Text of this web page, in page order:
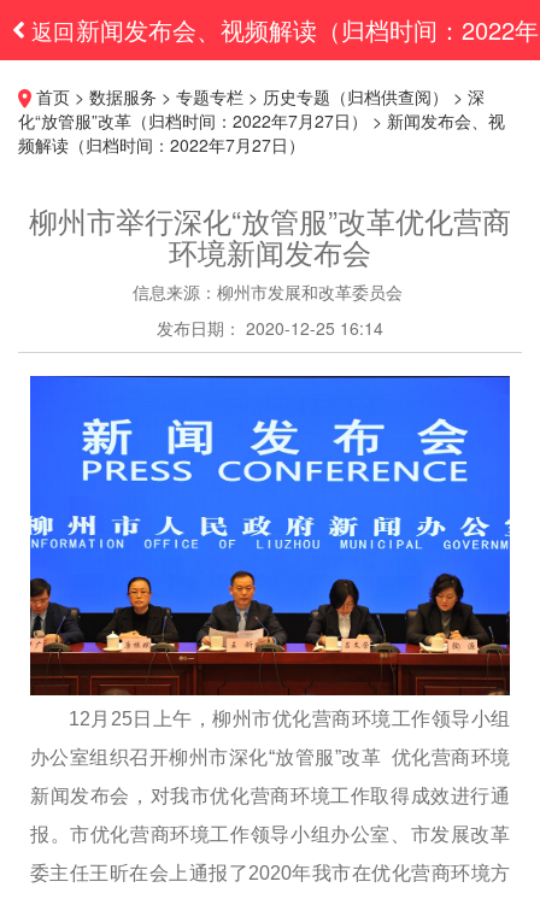
返回新闻发布会、视频解读（归档时间：2022年
7月27日）
首页 > 数据服务 > 专题专栏 > 历史专题（归档供查阅） > 深
化“放管服”改革（归档时间：2022年7月27日） > 新闻发布会、视
频解读（归档时间：2022年7月27日）
柳州市举行深化“放管服”改革优化营商
环境新闻发布会
信息来源：柳州市发展和改革委员会
发布日期： 2020-12-25 16:14
12 月 25日上午，柳州市优化营商环境工作领导小组
办公室组织召开柳州市深化“放管服”改革 优化营商环境
新闻发布会，对我市优化营商环境工作取得成效进行通
报。市优化营商环境工作领导小组办公室
、市发展改革
委主任王昕在会上通报了2020年我市在优化营商环境方